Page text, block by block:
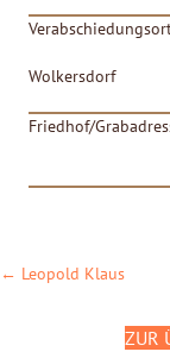
Wolkersdorf
Friedhof/
POSTS
← Leopold Klaus
ZUR